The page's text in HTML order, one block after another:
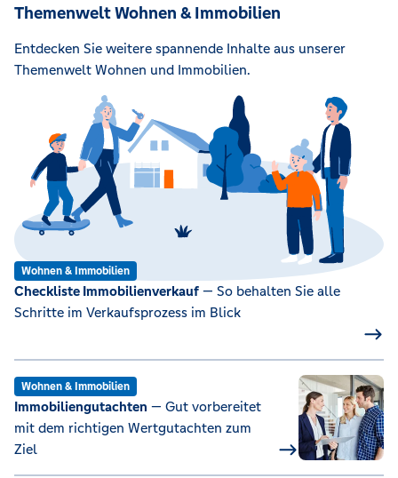
Themenwelt Wohnen & Immobilien
Entdecken Sie weitere spannende Inhalte aus unserer
Themenwelt Wohnen und Immobilien.
Wohnen & Immobilien
Checkliste Immobilienverkauf — So behalten Sie alle
Schritte im Verkaufsprozess im Blick
Wohnen & Immobilien
Immobiliengutachten — Gut vorbereitet
mit dem richtigen Wertgutachten zum
Ziel